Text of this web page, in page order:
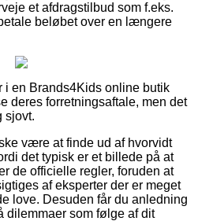
et afdragstilbud som f.eks.
beløbet over en længere
i en Brands4Kids online butik
deres forretningsaftale, men det
sjovt.
være at finde ud af hvorvidt
det typisk er et billede på at
de officielle regler, foruden at
af eksperter der er meget
love. Desuden får du anledning
dilemmaer som følge af dit